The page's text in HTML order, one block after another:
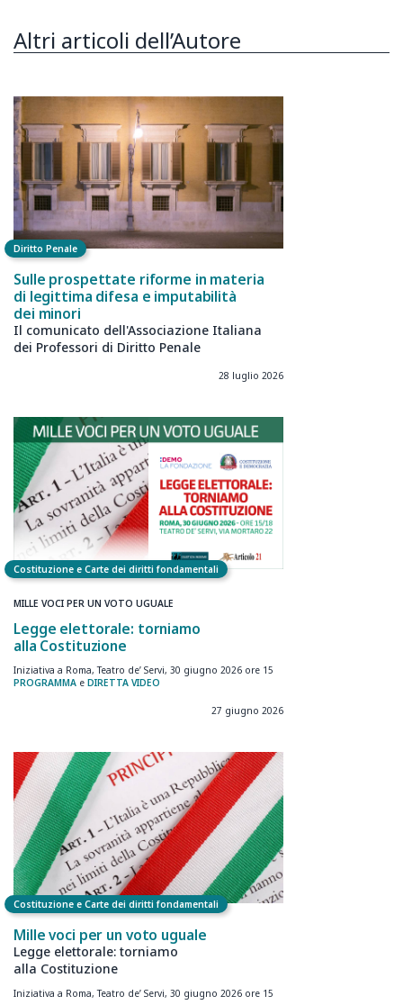
Altri articoli dell’Autore
Diritto Penale
Sulle prospettate riforme in materia
di legittima difesa e imputabilità
dei minori
Il comunicato dell'Associazione Italiana
dei Professori di Diritto Penale
28 luglio 2026
Costituzione e Carte dei diritti fondamentali
MILLE VOCI PER UN VOTO UGUALE
Legge elettorale: torniamo
alla Costituzione
Iniziativa a Roma, Teatro de’ Servi, 30 giugno 2026 ore 15
PROGRAMMA e DIRETTA VIDEO
27 giugno 2026
Costituzione e Carte dei diritti fondamentali
Mille voci per un voto uguale
Legge elettorale: torniamo
alla Costituzione
Iniziativa a Roma, Teatro de’ Servi, 30 giugno 2026 ore 15